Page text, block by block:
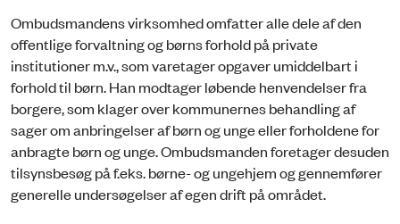
Ombudsmandens virksomhed omfatter alle dele af den
offentlige forvaltning og børns forhold på private
institutioner m.v., som varetager opgaver umiddelbart i
forhold til børn. Han modtager løbende henvendelser fra
borgere, som klager over kommunernes behandling af
sager om anbringelser af børn og unge eller forholdene for
anbragte børn og unge. Ombudsmanden foretager desuden
tilsynsbesøg på f.eks. børne- og ungehjem og gennemfører
generelle undersøgelser af egen drift på området.